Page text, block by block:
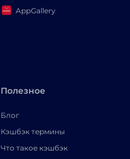
AppGallery
Полезное
Блог
Кэшбэк термины
Что такое кэшбэк